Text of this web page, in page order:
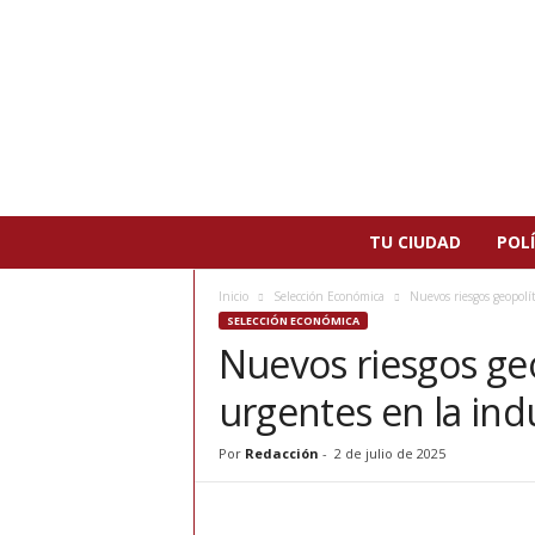
TU CIUDAD
Inicio Selección Económica Nuevos riesgos
SELECCIÓN ECONÓMICA
Nuevos riesgos
urgentes en la
Por Redacción - 2 de julio de 2025